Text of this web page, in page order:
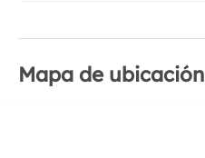
Mapa de ubicación